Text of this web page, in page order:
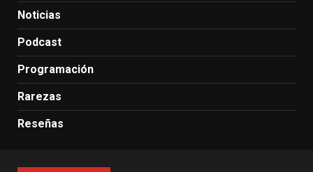
Noticias
Podcast
Programación
Rarezas
Reseñas